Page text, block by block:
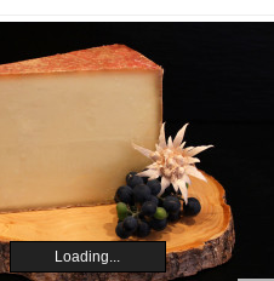
Loading...